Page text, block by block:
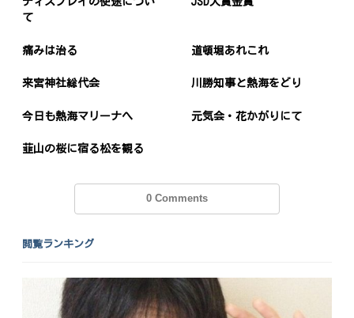
て
痛みは治る 道頓堀あれこれ
来宮神社総代会 川勝知事と熱海をどり
今日も熱海マリーナへ 元気会・花かがりにて
韮山の桜に宿る松を観る
0 Comments
閲覧ランキング